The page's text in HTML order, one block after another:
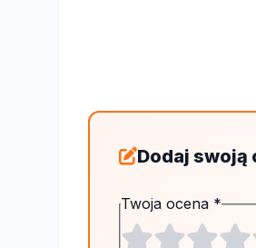
Dodaj swoją
Twoja ocena *